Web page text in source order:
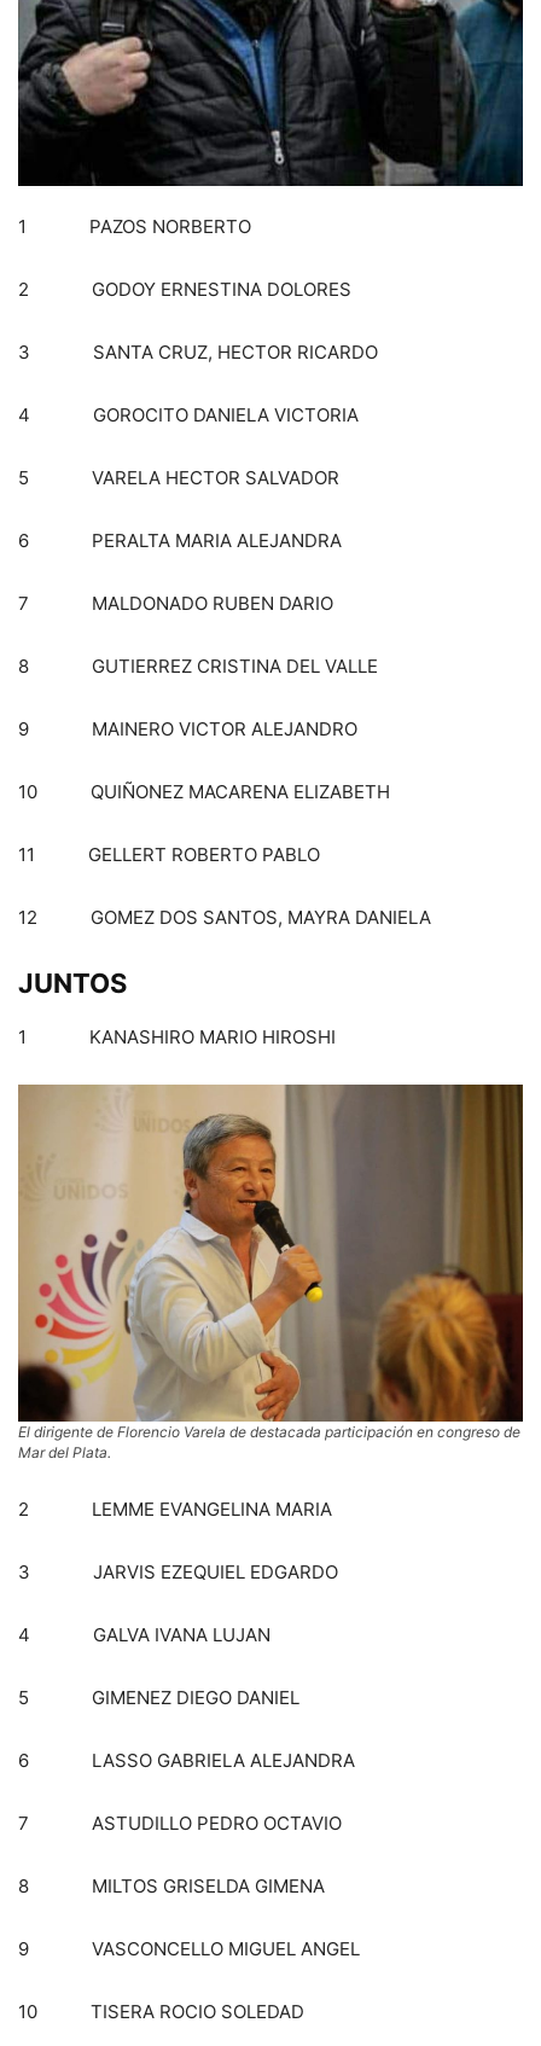
1 PAZOS NORBERTO
2 GODOY ERNESTINA DOLORES
3 SANTA CRUZ, HECTOR RICARDO
4 GOROCITO DANIELA VICTORIA
5 VARELA HECTOR SALVADOR
6 PERALTA MARIA ALEJANDRA
7 MALDONADO RUBEN DARIO
8 GUTIERREZ CRISTINA DEL VALLE
9 MAINERO VICTOR ALEJANDRO
10 QUIÑONEZ MACARENA ELIZABETH
11 GELLERT ROBERTO PABLO
12 GOMEZ DOS SANTOS, MAYRA DANIELA
JUNTOS
1 KANASHIRO MARIO HIROSHI
El dirigente de Florencio Varela de destacada participación en congreso de
Mar del Plata.
2 LEMME EVANGELINA MARIA
3 JARVIS EZEQUIEL EDGARDO
4 GALVA IVANA LUJAN
5 GIMENEZ DIEGO DANIEL
6 LASSO GABRIELA ALEJANDRA
7 ASTUDILLO PEDRO OCTAVIO
8 MILTOS GRISELDA GIMENA
9 VASCONCELLO MIGUEL ANGEL
10 TISERA ROCIO SOLEDAD